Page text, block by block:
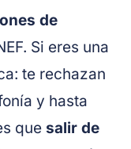
de
Si eres una
te rechazan
y hasta
que salir de